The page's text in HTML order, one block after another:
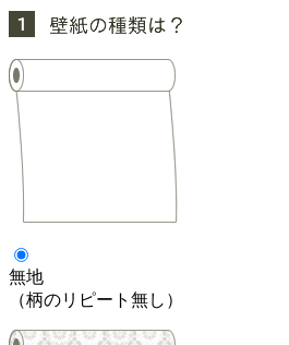
無地
（柄のリピート無し）